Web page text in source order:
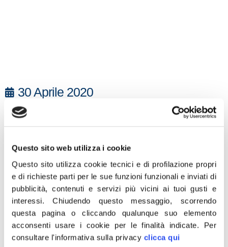
Questo sito web utilizza i cookie
Questo sito utilizza cookie tecnici e di profilazione propri
e di richieste parti per le sue funzioni funzionali e inviati di
pubblicità, contenuti e servizi più vicini ai tuoi gusti e
interessi.Chiudendo questo messaggio, scorrendo
questa pagina o cliccando qualunque suo elemento
acconsenti usare i cookie per le finalità indicate. Per
consultare l'informativa sulla privacy clicca qui
30 Aprile 2020
«Dal 1 Luglio 2020 è prevista l’estensione dell’obbligo di
annui. Inutile dire che nella situazione in cui ci troviamo
oggi è impensabile tenere in piedi questa misura,
soprattutto perché rappresenta un ulteriore onere per chi
è stato costretto a chiudere la serranda dai decreti
coronavirus. Chiediamo al Governo di sospendere a
tempo indeterminato questa misura che fa solo male
alla ripartenza dei piccoli esercizi italiani, lo Stato deve